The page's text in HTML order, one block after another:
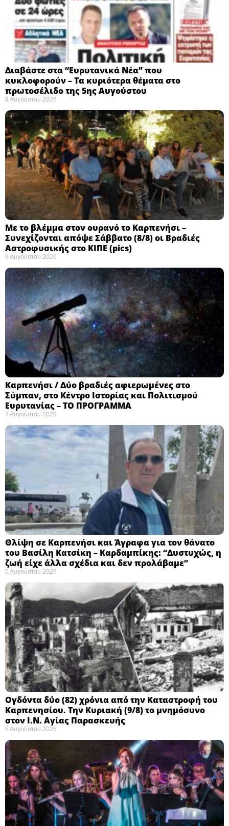
Διαβάστε στα “Ευρυτανικά Νέα” που
κυκλοφορούν – Τα κυριότερα θέματα στο
πρωτοσέλιδο της 5ης Αυγούστου
8 Αυγούστου 2026
Με το βλέμμα στον ουρανό το Καρπενήσι –
Συνεχίζονται απόψε Σάββατο (8/8) οι Βραδιές
Αστροφυσικής στο ΚΙΠΕ (pics)
8 Αυγούστου 2026
Καρπενήσι / Δύο βραδιές αφιερωμένες στο
Σύμπαν, στο Κέντρο Ιστορίας και Πολιτισμού
Ευρυτανίας – ΤΟ ΠΡΟΓΡΑΜΜΑ
7 Αυγούστου 2026
Θλίψη σε Καρπενήσι και Άγραφα για τον θάνατο
του Βασίλη Κατσίκη – Καρδαμπίκης: “Δυστυχώς, η
ζωή είχε άλλα σχέδια και δεν προλάβαμε”
6 Αυγούστου 2026
Ογδόντα δύο (82) χρόνια από την Καταστροφή του
Καρπενησίου. Την Κυριακή (9/8) το μνημόσυνο
στον Ι.Ν. Αγίας Παρασκευής
6 Αυγούστου 2026